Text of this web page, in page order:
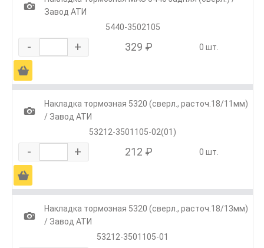
1
Завод АТИ
5440-3502105
- + 329 ₽ 0 шт.
Ä
1
Накладка тормозная 5320 (сверл., расточ.18/11мм)
/ Завод АТИ
53212-3501105-02(01)
- + 212 ₽ 0 шт.
Ä
1
Накладка тормозная 5320 (сверл., расточ.18/13мм)
/ Завод АТИ
53212-3501105-01